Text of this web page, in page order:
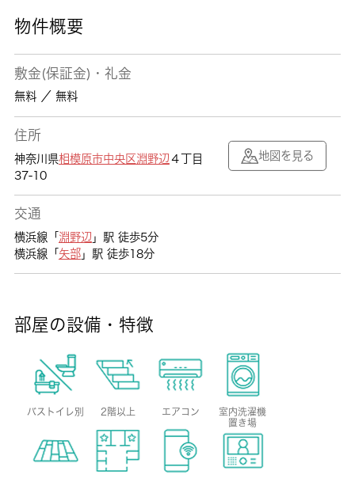
物件概要
敷金(保証金)・礼金
無料 ／ 無料
住所
神奈川県相模原市中央区淵野辺 ４丁目
37-10
地図を見る
交通
横浜線「 淵野辺 」駅 徒歩5分
横浜線「 矢部」駅 徒歩18分
部屋の設備・特徴
バストイレ別 2階以上 エアコン
室内洗濯機
置き場